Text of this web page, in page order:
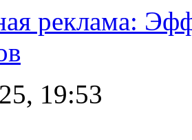
реклама:
19:53